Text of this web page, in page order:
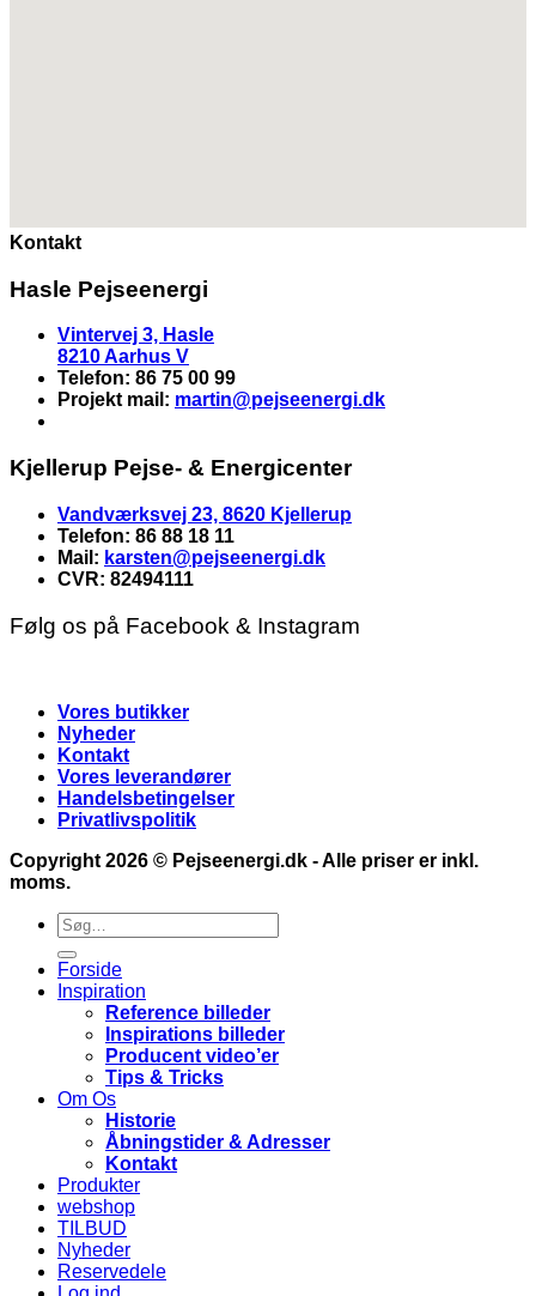
Kontakt
Hasle Pejseenergi
Vintervej 3, Hasle
8210 Aarhus V
Telefon: 86 75 00 99
Projekt mail: martin@pejseenergi.dk
Kjellerup Pejse- & Energicenter
Vandværksvej 23, 8620 Kjellerup
Telefon: 86 88 18 11
Mail: karsten@pejseenergi.dk
CVR: 82494111
Følg os på Facebook & Instagram
Vores butikker
Nyheder
Kontakt
Vores leverandører
Handelsbetingelser
Privatlivspolitik
Copyright 2026 © Pejseenergi.dk - Alle priser er inkl.
moms.
Søg
efter:
Forside
Inspiration
Reference billeder
Inspirations billeder
Producent video’er
Tips & Tricks
Om Os
Historie
Åbningstider & Adresser
Kontakt
Produkter
webshop
TILBUD
Nyheder
Reservedele